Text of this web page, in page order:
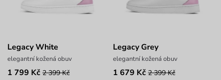
Legacy White
elegantní kožená obuv
1 799 Kč 2 399 Kč
Legacy Grey
elegantní kožená obuv
1 679 Kč 2 399 Kč